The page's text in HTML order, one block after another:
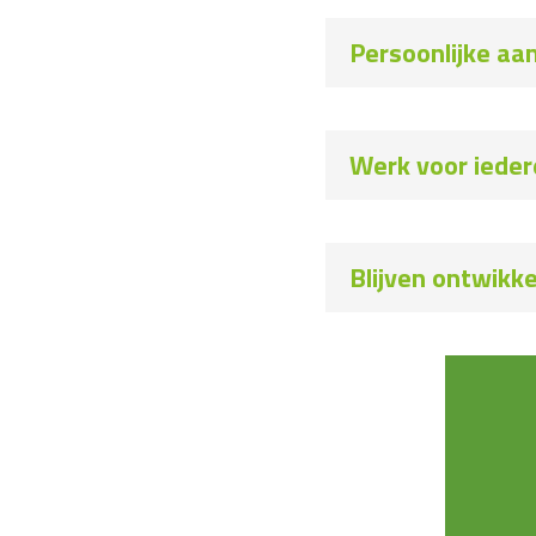
Persoonlijke
Werk voor
Blijven